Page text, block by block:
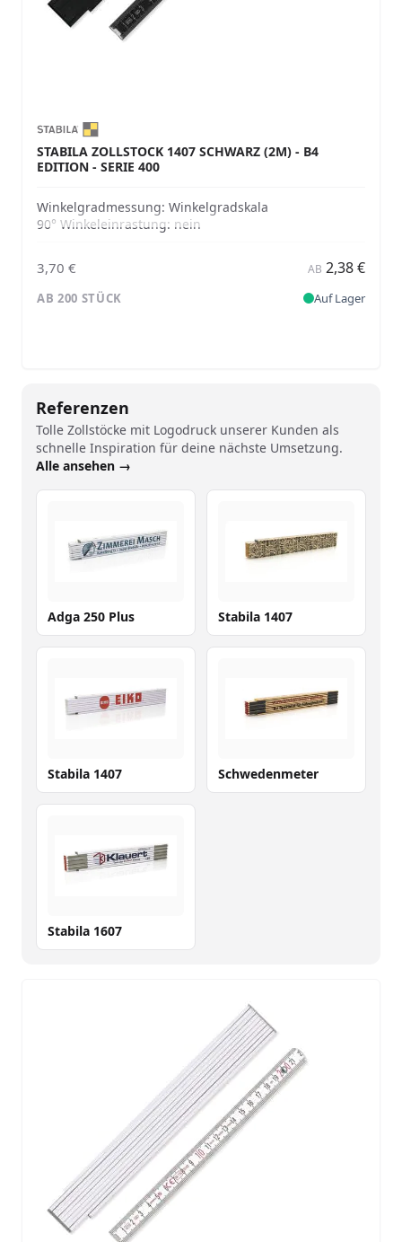
STABILA ZOLLSTOCK 1407 SCHWARZ (2M) - B4
EDITION - SERIE 400
Winkelgradmessung: Winkelgradskala
90° Winkeleinrastung: nein
3,70 € AB 2,38 €
AB 200 STÜCK Auf Lager
Referenzen
Tolle Zollstöcke mit Logodruck unserer Kunden als
schnelle Inspiration für deine nächste Umsetzung.
Alle ansehen →
Adga 250 Plus Stabila 1407
Stabila 1407 Schwedenmeter
Stabila 1607